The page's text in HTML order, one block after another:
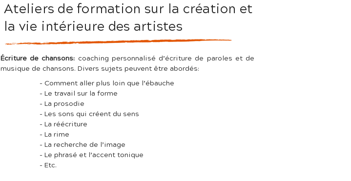
Écriture de chansons: coaching personnalisé d’écriture de paroles et de
musique de chansons. Divers sujets peuvent être abordés:
- Comment aller plus loin que l’ébauche
- Le travail sur la forme
- La prosodie
- Les sons qui créent du sens
- La réécriture
- La rime
- La recherche de l’image
- Le phrasé et l’accent tonique
- Etc.
Ateliers de formation sur la création et
la vie intérieure des artistes